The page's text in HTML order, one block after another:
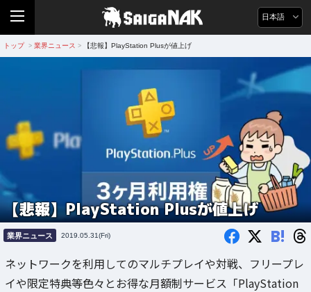
日本語
トップ > 業界ニュース > 【悲報】PlayStation Plusが値上げ
【悲報】PlayStation Plusが値上げ
業界ニュース 2019.05.31(Fri) B!
ネットワークを利用してのマルチプレイや対戦、フリープレ
イや限定特典等色々とお得な月額制サービス「PlayStation